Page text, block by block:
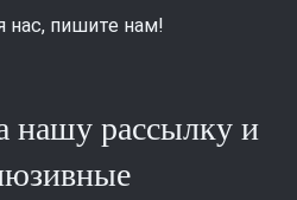
пишите нам!
нашу рассылку и